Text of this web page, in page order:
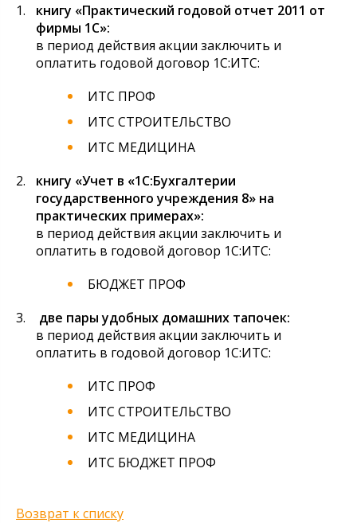
книгу «Практический годовой отчет 2011 от
фирмы 1С»:
в период действия акции заключить и
оплатить годовой договор 1С:ИТС:
ИТС ПРОФ
ИТС СТРОИТЕЛЬСТВО
ИТС МЕДИЦИНА
книгу «Учет в «1С:Бухгалтерии
государственного учреждения 8» на
практических примерах»:
в период действия акции заключить и
оплатить в годовой договор 1С:ИТС:
БЮДЖЕТ ПРОФ
две пары удобных домашних тапочек:
в период действия акции заключить и
оплатить в годовой договор 1С:ИТС:
ИТС ПРОФ
ИТС СТРОИТЕЛЬСТВО
ИТС МЕДИЦИНА
ИТС БЮДЖЕТ ПРОФ
Возврат к списку